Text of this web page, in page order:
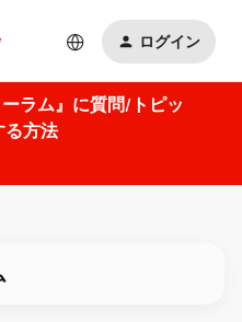
ログイン
ラム』に質問/トピッ
る方法